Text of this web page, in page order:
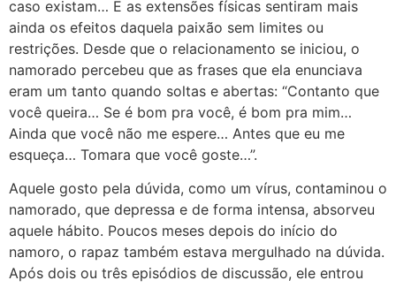
caso existam… E as extensões físicas sentiram mais
ainda os efeitos daquela paixão sem limites ou
restrições. Desde que o relacionamento se iniciou, o
namorado percebeu que as frases que ela enunciava
eram um tanto quando soltas e abertas: “Contanto que
você queira… Se é bom pra você, é bom pra mim…
Ainda que você não me espere… Antes que eu me
esqueça… Tomara que você goste…”.
Aquele gosto pela dúvida, como um vírus, contaminou o
namorado, que depressa e de forma intensa, absorveu
aquele hábito. Poucos meses depois do início do
namoro, o rapaz também estava mergulhado na dúvida.
Após dois ou três episódios de discussão, ele entrou